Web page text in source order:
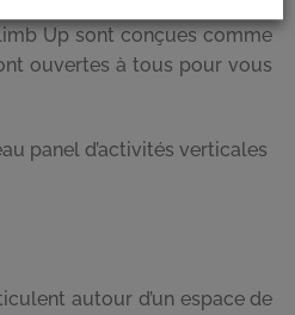
Up sont conçues comme
ouvertes à tous pour vous
panel d’activités verticales
autour d’un espace de